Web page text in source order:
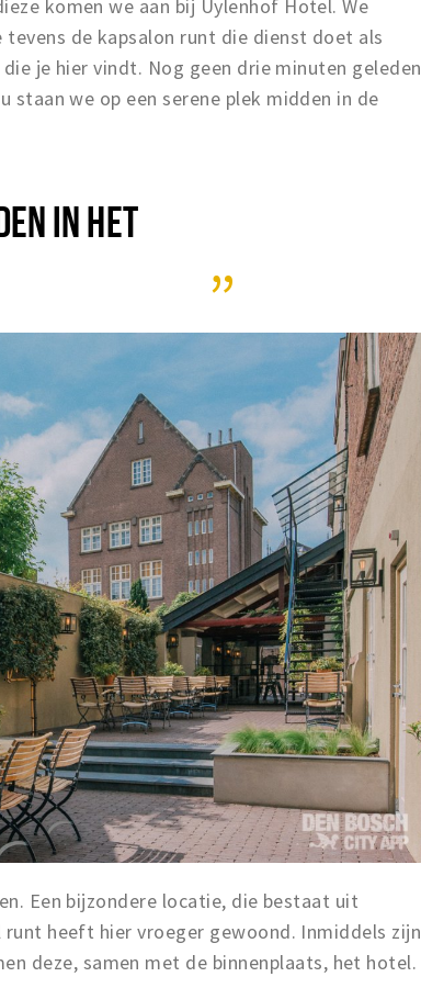
komen we aan bij Uylenhof Hotel. We
de kapsalon runt die dienst doet als
je hier vindt. Nog geen drie minuten geleden
staan we op een serene plek midden in de
IN HET
Een bijzondere locatie, die bestaat uit
heeft hier vroeger gewoond. Inmiddels zijn
deze, samen met de binnenplaats, het hotel.